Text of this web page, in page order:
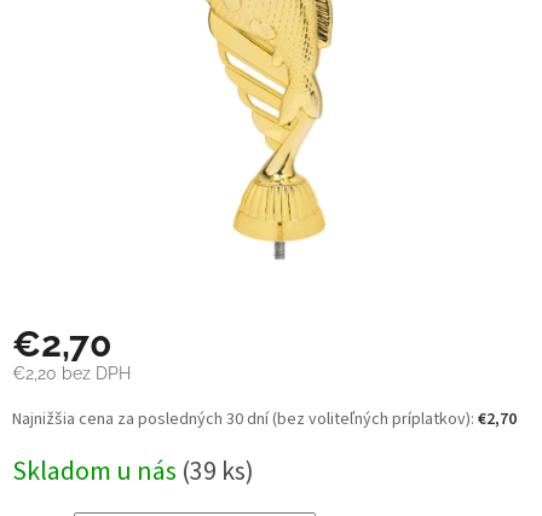
€2,70
€2,20 bez DPH
Jednotková
cena:
Najnižšia cena za posledných 30 dní (bez voliteľných príplatkov): €2,70
Skladom u nás (39 ks)